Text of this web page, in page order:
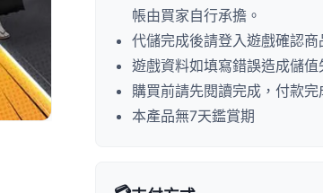
帳由買家自行承擔。
代儲完成後請登入遊戲確認
遊戲資料如填寫錯誤造成儲
購買前請先閱讀完成，付款
本產品無7天鑑賞期